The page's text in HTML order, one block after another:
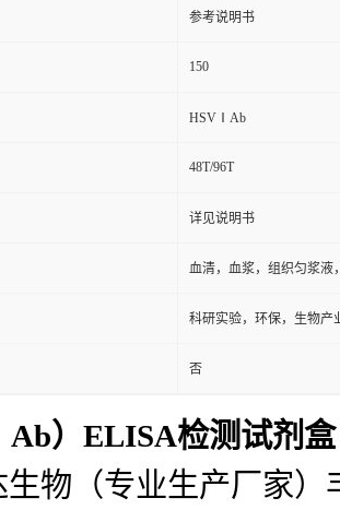
仅用于科研实验，不得用
酶联免疫
6个月
人，小鼠，大鼠，猪牛羊
参考说明书
150
HSVⅠAb
48T/96T
详见说明书
血清，血浆，组织匀浆液